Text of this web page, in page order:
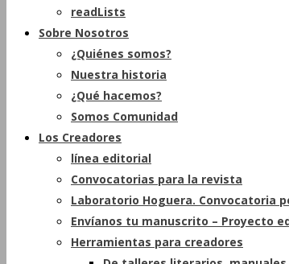
readLists
Sobre Nosotros
¿Quiénes somos?
Nuestra historia
¿Qué hacemos?
Somos Comunidad
Los Creadores
línea editorial
Convocatorias para la revista
Laboratorio Hoguera. Convocatoria
Envíanos tu manuscrito – Proyecto
Herramientas para creadores